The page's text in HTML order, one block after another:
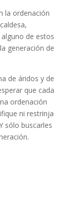
la ordenación
de estos
generación de
de áridos y de
que cada
ordenación
ni restrinja
sólo buscarles